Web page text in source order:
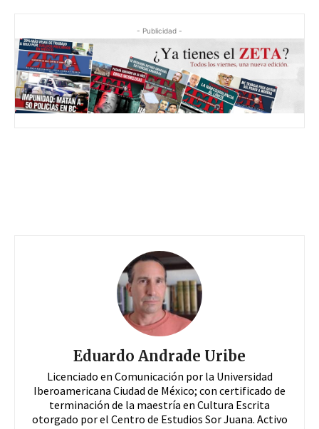
- Publicidad -
Eduardo Andrade Uribe
Licenciado en Comunicación por la Universidad
Iberoamericana Ciudad de México; con certificado de
terminación de la maestría en Cultura Escrita
otorgado por el Centro de Estudios Sor Juana. Activo